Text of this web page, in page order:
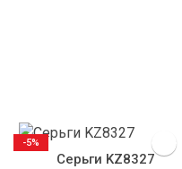
Серьги KZ8327
-5%